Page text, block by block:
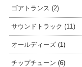
ゴアトランス (2)
サウンドトラック (11)
オールディーズ (1)
チップチューン (6)